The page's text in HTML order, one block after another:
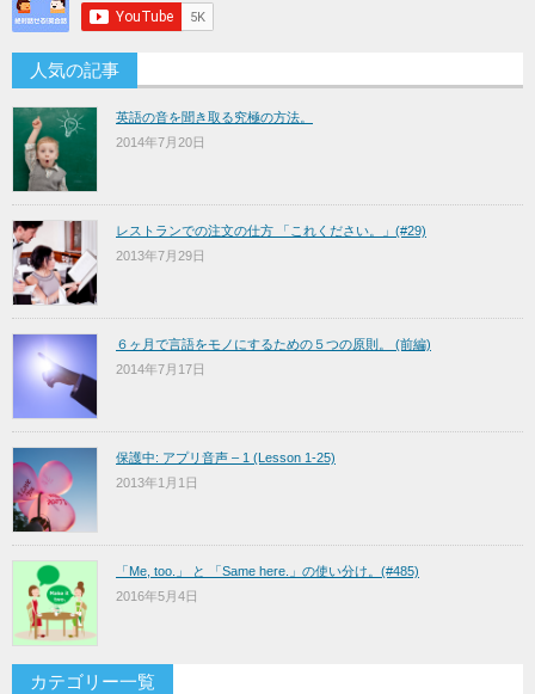
人気の記事
英語の音を聞き取る究極の方法。
2014年7月20日
レストランでの注文の仕方 「これください。」(#29)
2013年7月29日
６ヶ月で言語をモノにするための５つの原則。 (前編)
2014年7月17日
保護中: アプリ音声 – 1 (Lesson 1-25)
2013年1月1日
「Me, too.」 と 「Same here.」の使い分け。(#485)
2016年5月4日
カテゴリー一覧